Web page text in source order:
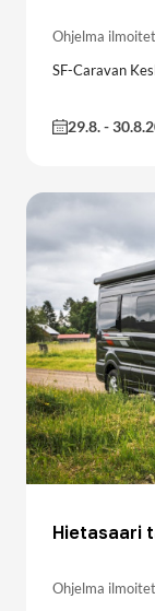
Ohjelma
SF-Caravan
29.8.-
Hietasaari
Ohjelma